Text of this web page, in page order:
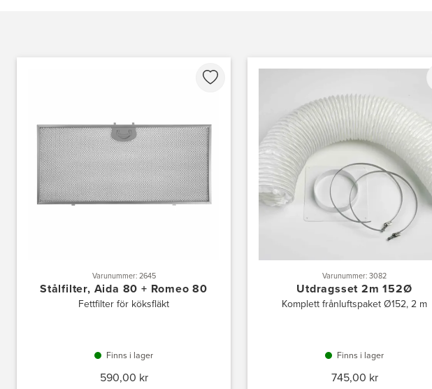
Varunummer: 2645
Stålfilter, Aida 80 + Romeo 80
Fettfilter för köksfläkt
Finns i lager
590,00 kr
Varunummer: 3082
Utdragsset 2m 152Ø
Komplett frånluftspaket Ø152, 2 m
Finns i lager
745,00 kr